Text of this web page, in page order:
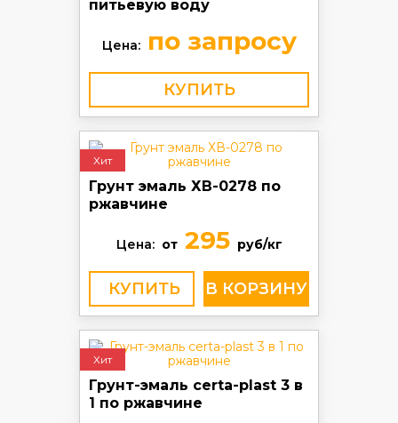
питьевую воду
Цена:по запросу
КУПИТЬ
Хит
Грунт эмаль ХВ-0278 по
ржавчине
Цена: от295 руб/кг
КУПИТЬ
Хит
Грунт-эмаль certa-plast 3 в
1 по ржавчине